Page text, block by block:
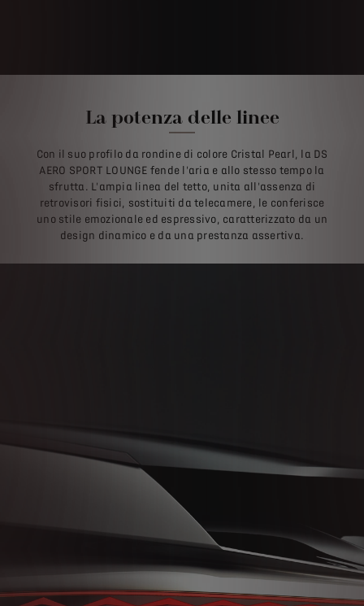
La potenza delle linee
Con il suo profilo da rondine di colore Cristal Pearl, la DS
AERO SPORT LOUNGE fende l'aria e allo stesso tempo la
sfrutta. L'ampia linea del tetto, unita all'assenza di
retrovisori fisici, sostituiti da telecamere, le conferisce
uno stile emozionale ed espressivo, caratterizzato da un
design dinamico e da una prestanza assertiva.